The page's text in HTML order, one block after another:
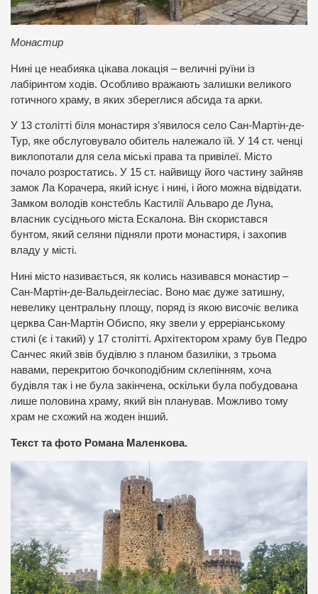
Монастир
Нині це неабияка цікава локація – величні руїни із
лабіринтом ходів. Особливо вражають залишки великого
готичного храму, в яких збереглися абсида та арки.
У 13 столітті біля монастиря з’явилося село Сан-Мартін-де-
Тур, яке обслуговувало обитель належало їй. У 14 ст. ченці
виклопотали для села міські права та привілеї. Місто
почало розростатись. У 15 ст. найвищу його частину зайняв
замок Ла Корачера, який існує і нині, і його можна відвідати.
Замком володів констебль Кастилії Альваро де Луна,
власник сусіднього міста Ескалона. Він скористався
бунтом, який селяни підняли проти монастиря, і захопив
владу у місті.
Нині місто називається, як колись називався монастир –
Сан-Мартін-де-Вальдеіглесіас. Воно має дуже затишну,
невелику центральну площу, поряд із якою височіє велика
церква Сан-Мартін Обиспо, яку звели у ерреріанському
стилі (є і такий) у 17 столітті. Архітектором храму був Педро
Санчес який звів будівлю з планом базиліки, з трьома
навами, перекритою бочкоподібним склепінням, хоча
будівля так і не була закінчена, оскільки була побудована
лише половина храму, який він планував. Можливо тому
храм не схожий на жоден інший.
Текст та фото Романа Маленкова.